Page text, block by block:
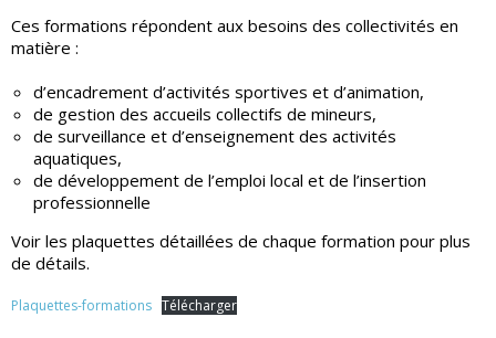
Ces formations répondent aux besoins des collectivités en
matière :
d’encadrement d’activités sportives et d’animation,
de gestion des accueils collectifs de mineurs,
de surveillance et d’enseignement des activités
aquatiques,
de développement de l’emploi local et de l’insertion
professionnelle
Voir les plaquettes détaillées de chaque formation pour plus
de détails.
Plaquettes-formations Télécharger